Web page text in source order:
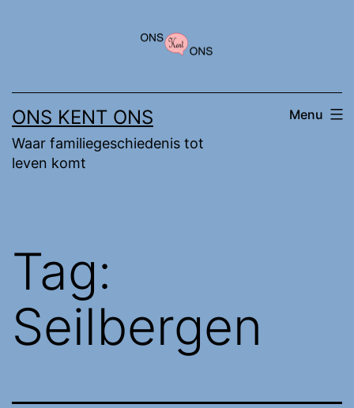
inhoud
ONS KENT ONS
Waar familiegeschiedenis tot
leven komt
Menu
Tag:
Seilbergen